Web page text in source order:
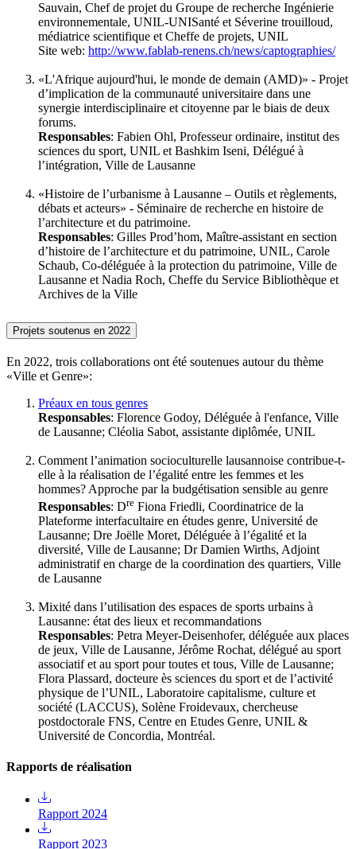
Sauvain, Chef de projet du Groupe de recherche Ingénierie
environnementale, UNIL-UNISanté et Séverine trouilloud,
médiatrice scientifique et Cheffe de projets, UNIL
Site web: http://www.fablab-renens.ch/news/captographies/
«L'Afrique aujourd'hui, le monde de demain (AMD)» - Projet
d’implication de la communauté universitaire dans une
synergie interdisciplinaire et citoyenne par le biais de deux
forums.
Responsables: Fabien Ohl, Professeur ordinaire, institut des
sciences du sport, UNIL et Bashkim Iseni, Délégué à
l’intégration, Ville de Lausanne
«Histoire de l’urbanisme à Lausanne – Outils et règlements,
débats et acteurs» - Séminaire de recherche en histoire de
l’architecture et du patrimoine.
Responsables: Gilles Prod’hom, Maître-assistant en section
d’histoire de l’architecture et du patrimoine, UNIL, Carole
Schaub, Co-déléguée à la protection du patrimoine, Ville de
Lausanne et Nadia Roch, Cheffe du Service Bibliothèque et
Archives de la Ville
Projets soutenus en 2022
En 2022, trois collaborations ont été soutenues autour du thème
«Ville et Genre»:
Préaux en tous genres
Responsables: Florence Godoy, Déléguée à l'enfance, Ville
de Lausanne; Cléolia Sabot, assistante diplômée, UNIL
Comment l’animation socioculturelle lausannoise contribue-t-
elle à la réalisation de l’égalité entre les femmes et les
hommes? Approche par la budgétisation sensible au genre
Responsables: Dre Fiona Friedli, Coordinatrice de la
Plateforme interfacultaire en études genre, Université de
Lausanne; Dre Joëlle Moret, Déléguée à l’égalité et la
diversité, Ville de Lausanne; Dr Damien Wirths, Adjoint
administratif en charge de la coordination des quartiers, Ville
de Lausanne
Mixité dans l’utilisation des espaces de sports urbains à
Lausanne: état des lieux et recommandations
Responsables: Petra Meyer-Deisenhofer, déléguée aux places
de jeux, Ville de Lausanne, Jérôme Rochat, délégué au sport
associatif et au sport pour toutes et tous, Ville de Lausanne;
Flora Plassard, docteure ès sciences du sport et de l’activité
physique de l’UNIL, Laboratoire capitalisme, culture et
société (LACCUS), Solène Froidevaux, chercheuse
postdoctorale FNS, Centre en Etudes Genre, UNIL &
Université de Concordia, Montréal.
Rapports de réalisation
Rapport 2024
Rapport 2023